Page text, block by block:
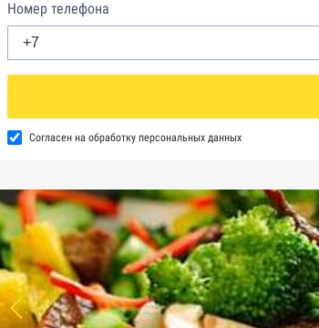
Номер телефона
Согласен на обработку персональных данных